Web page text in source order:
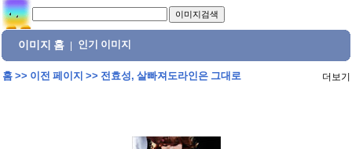
이미지 홈 인기 이미지
홈>> 이전 페이지 >> 전효성, 살빠져도라인은 그대로 더보기